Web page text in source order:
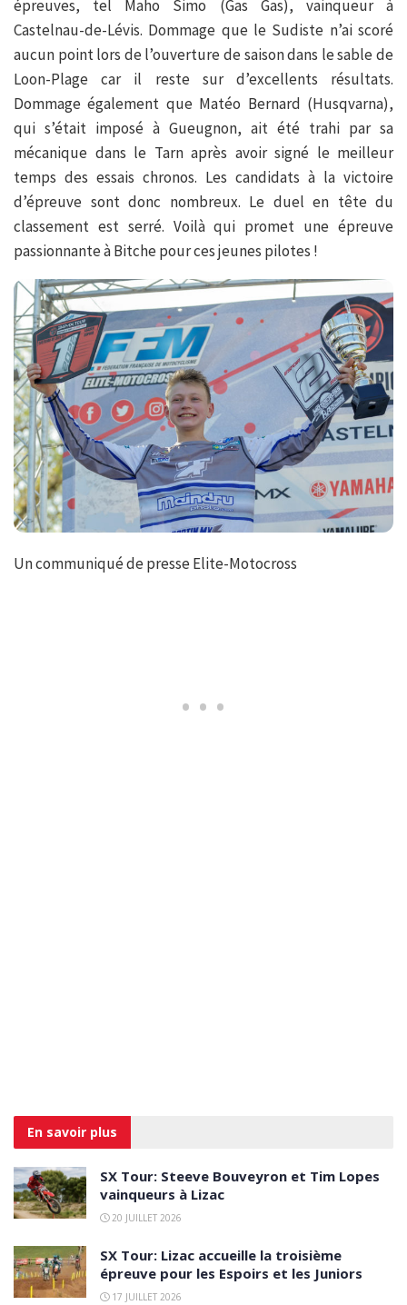
épreuves, tel Maho Simo (Gas Gas), vainqueur à
Castelnau-de-Lévis. Dommage que le Sudiste n’ai scoré
aucun point lors de l’ouverture de saison dans le sable de
Loon-Plage car il reste sur d’excellents résultats.
Dommage également que Matéo Bernard (Husqvarna),
qui s’était imposé à Gueugnon, ait été trahi par sa
mécanique dans le Tarn après avoir signé le meilleur
temps des essais chronos. Les candidats à la victoire
d’épreuve sont donc nombreux. Le duel en tête du
classement est serré. Voilà qui promet une épreuve
passionnante à Bitche pour ces jeunes pilotes !
Un communiqué de presse Elite-Motocross
En savoir plus
SX Tour: Steeve Bouveyron et Tim Lopes
vainqueurs à Lizac
20 JUILLET 2026
SX Tour: Lizac accueille la troisième
épreuve pour les Espoirs et les Juniors
17 JUILLET 2026